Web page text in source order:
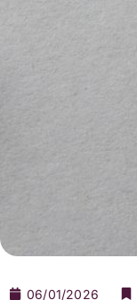
06/01/2026